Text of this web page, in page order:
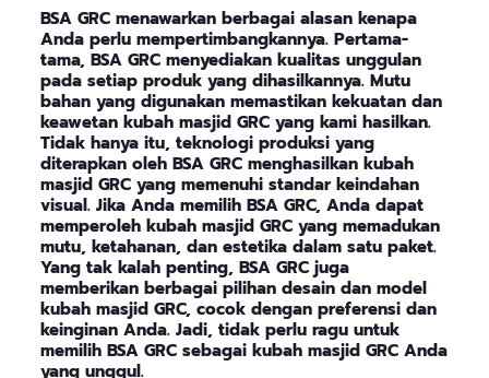
BSA GRC menawarkan berbagai alasan kenapa
Anda perlu mempertimbangkannya. Pertama-
tama, BSA GRC menyediakan kualitas unggulan
pada setiap produk yang dihasilkannya. Mutu
bahan yang digunakan memastikan kekuatan dan
keawetan kubah masjid GRC yang kami hasilkan.
Tidak hanya itu, teknologi produksi yang
diterapkan oleh BSA GRC menghasilkan kubah
masjid GRC yang memenuhi standar keindahan
visual. Jika Anda memilih BSA GRC, Anda dapat
memperoleh kubah masjid GRC yang memadukan
mutu, ketahanan, dan estetika dalam satu paket.
Yang tak kalah penting, BSA GRC juga
memberikan berbagai pilihan desain dan model
kubah masjid GRC, cocok dengan preferensi dan
keinginan Anda. Jadi, tidak perlu ragu untuk
memilih BSA GRC sebagai kubah masjid GRC Anda
yang unggul.